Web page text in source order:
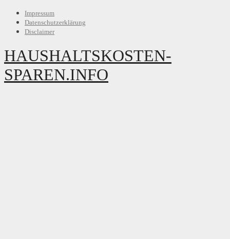
Impressum
Datenschutzerklärung
Disclaimer
HAUSHALTSKOSTEN-
SPAREN.INFO